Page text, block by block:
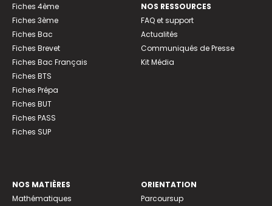
Fiches 4ème
Fiches 3ème
Fiches Bac
Fiches Brevet
Fiches Bac Français
Fiches BTS
Fiches Prépa
Fiches BUT
Fiches PASS
Fiches SUP
NOS RESSOURCES
FAQ et support
Actualités
Communiqués de Presse
Kit Média
NOS MATIÈRES
Mathématiques
ORIENTATION
Parcoursup